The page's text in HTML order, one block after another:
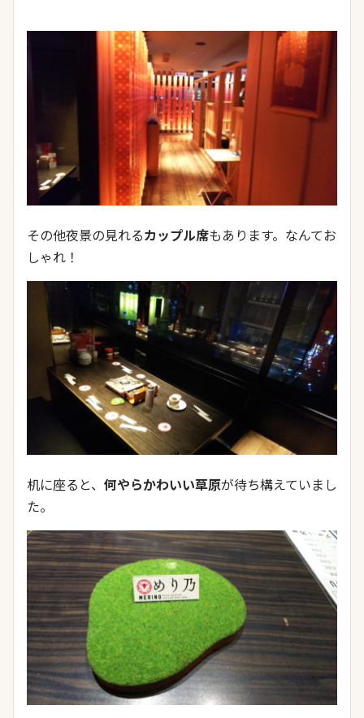
その他夜景の見れるカップル席もあります。なんてお
しゃれ！
机に座ると、 何やらかわいい草原が待ち構えていまし
た。